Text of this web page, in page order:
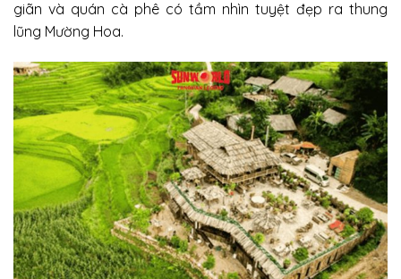
giãn và quán cà phê có tầm nhìn tuyệt đẹp ra thung
lũng Mường Hoa.